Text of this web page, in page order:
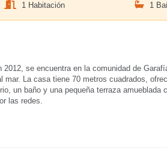
1 Habitación 1
se encuentra en la comunidad de
mar. La casa tiene 70 metros cuadrados,
un baño y una pequeña terraza
las redes.